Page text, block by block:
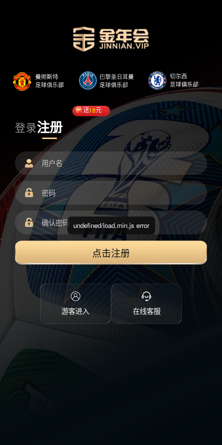
登录注册
送18元
点击注册
游客进入 在线客服
undefined/load.min.js error